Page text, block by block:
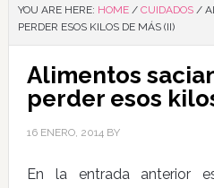
YOU ARE HERE: HOME / CUIDADOS /
PERDER ESOS KILOS DE MÁS (II)
Alimentos
perder esos
16 ENERO, 2014BY
En la entrada anterior